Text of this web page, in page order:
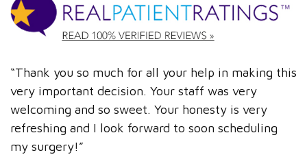
“Thank you so much for all your help in making this
very important decision. Your staff was very
welcoming and so sweet. Your honesty is very
refreshing and I look forward to soon scheduling
my surgery!”